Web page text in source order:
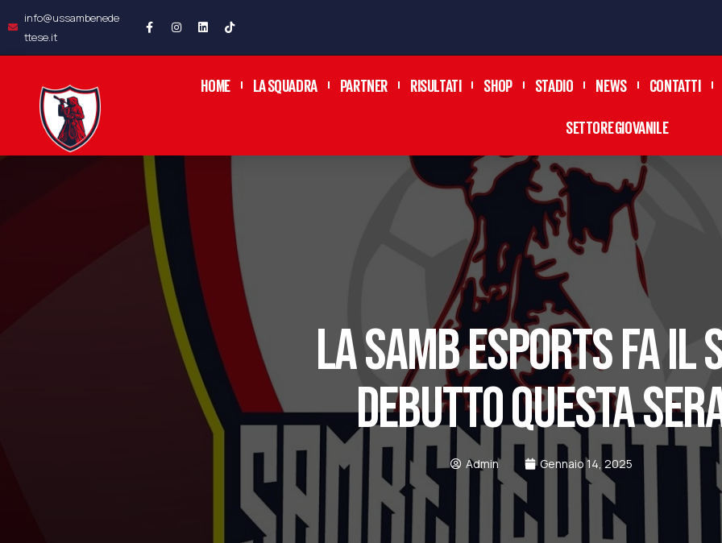
info@ussambenede
ttese.it
HOME LA SQUADRA PARTNER RISULTATI SHOP STADIO NEWS CONTATTI
SETTORE GIOVANILE
LA SAMB ESPORTS FA IL
DEBUTTO QUESTA
Admin Gennaio 14, 2025